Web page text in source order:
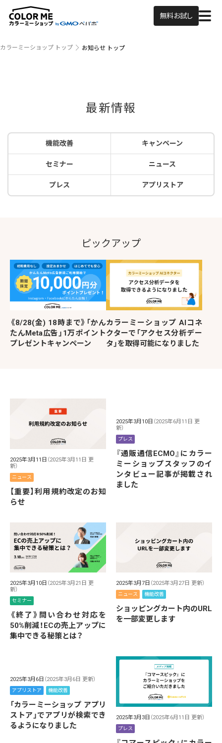
無料お試し
カラーミーショップ トップ お知らせ トップ
最新情報
機能改善 キャンペーン
セミナー ニュース
プレス アプリストア
ピックアップ
《8/28(金) 18時まで》「かん
たんMeta広告」1万ポイント
プレゼントキャンペーン
カラーミーショップ AIコネ
クターで「アクセス分析デー
タ」を取得可能になりました
2025年3月11日 （2025年3月11日 更
新）
ニュース
【重要】利用規約改定のお知
らせ
2025年3月10日 （2025年6月11日 更
新）
プレス
『通販通信ECMO』にカラー
ミーショップスタッフのイ
ンタビュー記事が掲載され
ました
2025年3月10日 （2025年3月21日 更
新）
セミナー
《終了》問い合わせ対応を
50%削減！ECの売上アップに
集中できる秘策とは？
2025年3月7日 （2025年3月27日 更新）
ニュース 機能改善
ショッピングカート内のURL
を一部変更します
2025年3月6日 （2025年3月6日 更新）
アプリストア 機能改善
「カラーミーショップ アプリ
ストア」でアプリが検索でき
るようになりました
2025年3月3日 （2025年6月11日 更新）
プレス